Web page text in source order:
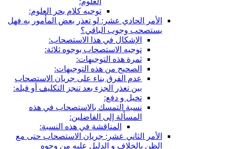
توجيه كلام بحر العلوم:
الأمر الحادي عشر: لو تعذر بعض المأمور به فهل
يستصحب وجوب الباقي؟
الإشكال في هذا الاستصحاب:
توجيه الاستصحاب بوجوه ثلاثة:
ثمرة هذه التوجيهات:
الصحيح من هذه التوجيهات:
عدم الفرق بناء على جريان الاستصحاب
بين تعذر الجزء بعد تنجز التكليف أو قبله:
تخيل و دفع:
نسبة التمسك بالاستصحاب في هذه
المسألة إلى الفاضلين:
المناقشة في هذه النسبة:
الأمر الثاني عشر: جريان الاستصحاب حتى مع
الظن بالخلاف و الدليل عليه من وجوه